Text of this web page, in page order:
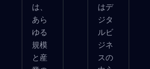
は、
あら
ゆる
規模
と産
はデ
ジタ
ルビ
ジネ
スの